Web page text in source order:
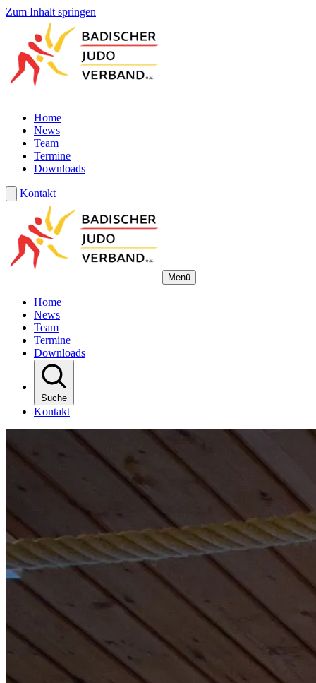
Zum Inhalt springen
Home
News
Team
Termine
Downloads
Kontakt
Menü
Home
News
Team
Termine
Downloads
Suche
Kontakt